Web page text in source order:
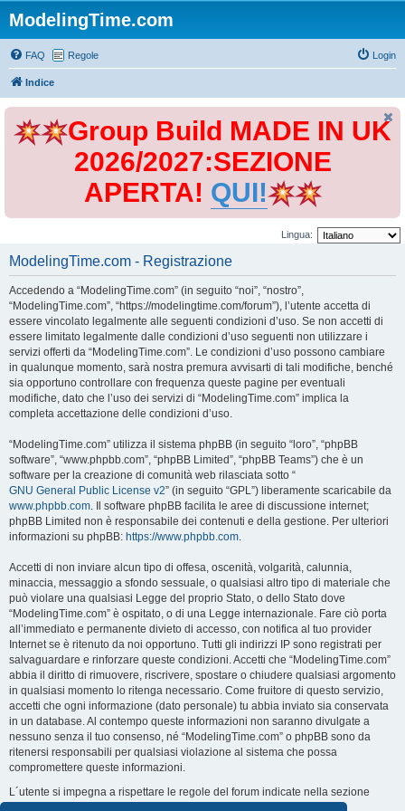
ModelingTime.com
FAQ Regole Login
Indice
Group Build MADE IN UK
2026/2027:SEZIONE
APERTA! QUI!
Lingua:
ModelingTime.com - Registrazione
Accedendo a “ModelingTime.com” (in seguito “noi”, “nostro”,
“ModelingTime.com”, “https://modelingtime.com/forum”), l’utente accetta di
essere vincolato legalmente alle seguenti condizioni d’uso. Se non accetti di
essere limitato legalmente dalle condizioni d’uso seguenti non utilizzare i
servizi offerti da “ModelingTime.com”. Le condizioni d’uso possono cambiare
in qualunque momento, sarà nostra premura avvisarti di tali modifiche, benché
sia opportuno controllare con frequenza queste pagine per eventuali
modifiche, dato che l’uso dei servizi di “ModelingTime.com” implica la
completa accettazione delle condizioni d’uso.
“ModelingTime.com” utilizza il sistema phpBB (in seguito “loro”, “phpBB
software”, “www.phpbb.com”, “phpBB Limited”, “phpBB Teams”) che è un
software per la creazione di comunità web rilasciata sotto “
GNU General Public License v2” (in seguito “GPL”) liberamente scaricabile da
www.phpbb.com. Il software phpBB facilita le aree di discussione internet;
phpBB Limited non è responsabile dei contenuti e della gestione. Per ulteriori
informazioni su phpBB: https://www.phpbb.com.
Accetti di non inviare alcun tipo di offesa, oscenità, volgarità, calunnia,
minaccia, messaggio a sfondo sessuale, o qualsiasi altro tipo di materiale che
può violare una qualsiasi Legge del proprio Stato, o dello Stato dove
“ModelingTime.com” è ospitato, o di una Legge internazionale. Fare ciò porta
all’immediato e permanente divieto di accesso, con notifica al tuo provider
Internet se è ritenuto da noi opportuno. Tutti gli indirizzi IP sono registrati per
salvaguardare e rinforzare queste condizioni. Accetti che “ModelingTime.com”
abbia il diritto di rimuovere, riscrivere, spostare o chiudere qualsiasi argomento
in qualsiasi momento lo ritenga necessario. Come fruitore di questo servizio,
accetti che ogni informazione (dato personale) tu abbia inviato sia conservata
in un database. Al contempo queste informazioni non saranno divulgate a
nessuno senza il tuo consenso, né “ModelingTime.com” o phpBB sono da
ritenersi responsabili per qualsiasi violazione al sistema che possa
compromettere queste informazioni.
L´utente si impegna a rispettare le regole del forum indicate nella sezione